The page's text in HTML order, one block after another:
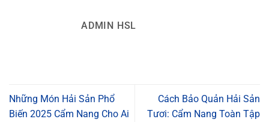
ADMIN HSL
Những Món Hải Sản Phổ
Biến 2025 Cẩm Nang Cho Ai
Cách Bảo Quản Hải Sản
Tươi: Cẩm Nang Toàn Tập